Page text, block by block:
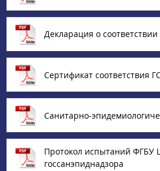
Декларация о
Сертификат соответствия
Санитарно-
Протокол испытаний ФГБУ
госсанэпиднадзора